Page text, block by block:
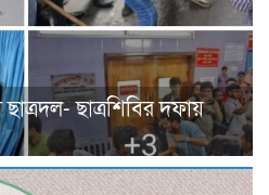
ছাত্রশিবির দফায়